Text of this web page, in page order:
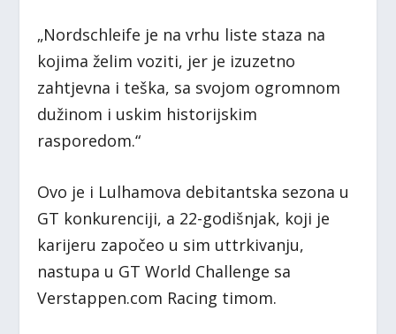
„Nordschleife je na vrhu liste staza na
kojima želim voziti, jer je izuzetno
zahtjevna i teška, sa svojom ogromnom
dužinom i uskim historijskim
rasporedom.“
Ovo je i Lulhamova debitantska sezona u
GT konkurenciji, a 22-godišnjak, koji je
karijeru započeo u sim uttrkivanju,
nastupa u GT World Challenge sa
Verstappen.com Racing timom.